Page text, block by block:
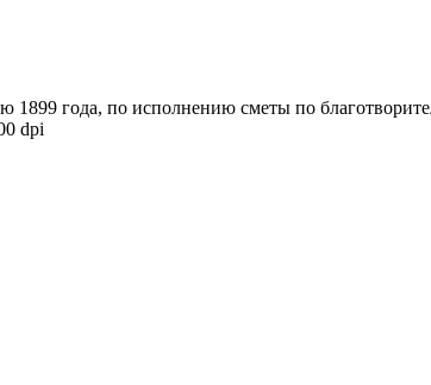
года, по исполнению сметы по
dpi